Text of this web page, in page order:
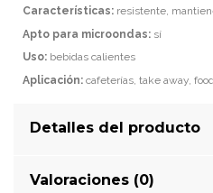
Características: resistente,
Apto para microondas: sí
Uso: bebidas calientes
Aplicación: cafeterías, take away,
Detalles del producto
Valoraciones (0)